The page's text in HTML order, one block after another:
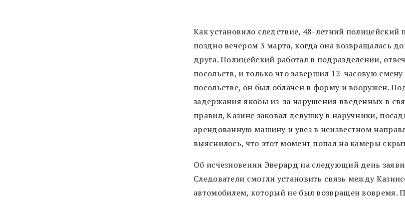
Как установило следствие, 48-летний полицейский
поздно вечером 3 марта, когда она возвращалась
друга. Полицейский работал в подразделении,
посольств, и только что завершил 12-часовую
посольстве, он был облачен в форму и вооружен.
задержания якобы из-за нарушения введенных в
правил, Казинс заковал девушку в наручники,
арендованную машину и увез в неизвестном
выяснилось, что этот момент попал на камеры
Об исчезновении Эверард на следующий день
Следователи смогли установить связь между
автомобилем, который не был возвращен вовремя.